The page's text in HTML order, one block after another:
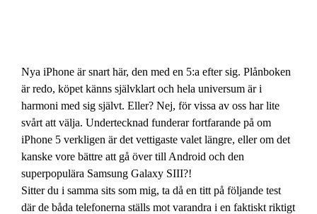
Nya iPhone är snart här, den med en 5:a efter sig. Plånboken
är redo, köpet känns självklart och hela universum är i
harmoni med sig självt. Eller? Nej, för vissa av oss har lite
svårt att välja. Undertecknad funderar fortfarande på om
iPhone 5 verkligen är det vettigaste valet längre, eller om det
kanske vore bättre att gå över till Android och den
superpopulära Samsung Galaxy SIII?!
Sitter du i samma sits som mig, ta då en titt på följande test
där de båda telefonerna ställs mot varandra i en faktiskt riktigt